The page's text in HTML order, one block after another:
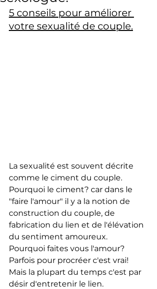
5 conseils pour améliorer
votre sexualité de couple.
La sexualité est souvent décrite
comme le ciment du couple.
Pourquoi le ciment? car dans le
"faire l'amour" il y a la notion de
construction du couple, de
fabrication du lien et de l'élévation
du sentiment amoureux.
Pourquoi faites vous l'amour?
Parfois pour procréer c'est vrai!
Mais la plupart du temps c'est par
désir d'entretenir le lien.